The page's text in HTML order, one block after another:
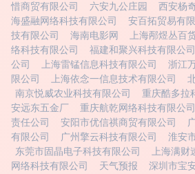
惜商贸有限公司
六安九公庄园 西安杨
海盛融网络科技有限公司
安百拓贸易有
技有限公司
海南电影网 上海邴煜丛百
络科技有限公司
福建和聚兴科技有限公司
公司
上海雷锰信息科技有限公司
浙江
限公司
上海依念一信息技术有限公司
南京悦威农业科技有限公司
重庆酷多拉
安远东五金厂
重庆航乾网络科技有限公司
责任公司
安阳市优信祺商贸有限公司
有限公司
广州擎云科技有限公司
淮安
东莞市固晶电子科技有限公司
上海满财
网络科技有限公司
天气预报 深圳市宝